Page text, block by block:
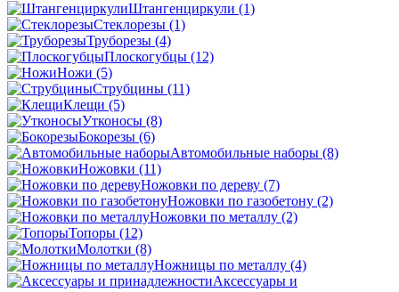
Штангенциркули (1)
Стеклорезы (1)
Труборезы (4)
Плоскогубцы (12)
Ножи (5)
Струбцины (11)
Клещи (5)
Утконосы (8)
Бокорезы (6)
Автомобильные наборы (8)
Ножовки (11)
Ножовки по дереву (7)
Ножовки по газобетону (2)
Ножовки по металлу (2)
Топоры (12)
Молотки (8)
Ножницы по металлу (4)
Аксессуары и